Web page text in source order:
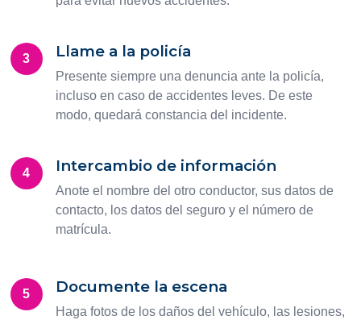
3 Llame a la policía
Presente siempre una denuncia ante la policía,
incluso en caso de accidentes leves. De este
modo, quedará constancia del incidente.
4 Intercambio de información
Anote el nombre del otro conductor, sus datos de
contacto, los datos del seguro y el número de
matrícula.
5 Documente la escena
Haga fotos de los daños del vehículo, las lesiones,